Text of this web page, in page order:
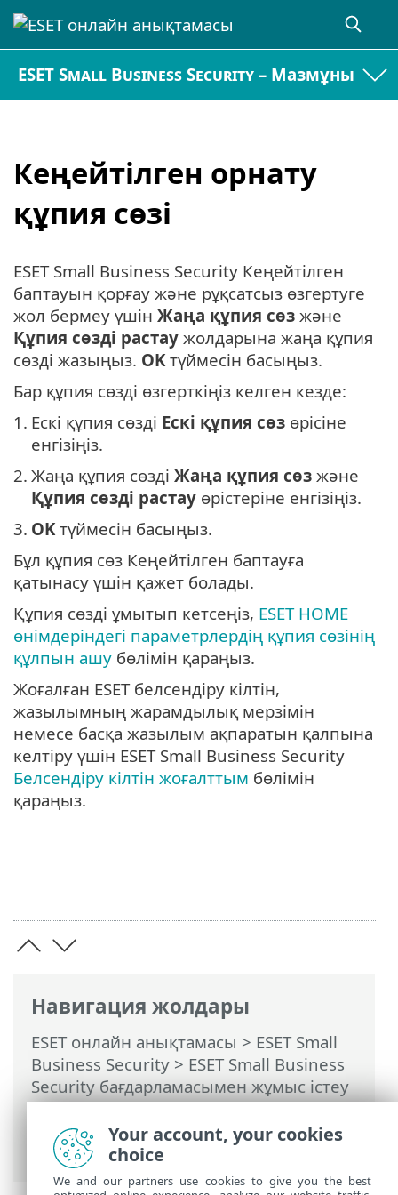
ESET Small Business Security – Мазмұны
Кеңейтілген орнату
құпия сөзі
Навигация жолдары
ESET онлайн анықтамасы > ESET Small
Business Security > ESET Small Business
Security бағдарламасымен жұмыс істеу
>Кеңейтілген орнату>Пайдаланушы
интерфейсі>Кіру параметрлері>
Кеңейтілген орнату құпия сөзі
ESET Small Business Security Кеңейтілген
баптауын қорғау және рұқсатсыз өзгертуге
жол бермеу үшін Жаңа құпия сөз және
Құпия сөзді растау жолдарына жаңа құпия
сөзді жазыңыз. OKтүймесін басыңыз.
Бар құпия сөзді өзгерткіңіз келген кезде:
1. Ескі құпия сөзді Ескі құпия сөз өрісіне
енгізіңіз.
2. Жаңа құпия сөзді Жаңа құпия сөз және
Құпия сөзді растау өрістеріне енгізіңіз.
3. OKтүймесін басыңыз.
Бұл құпия сөз Кеңейтілген баптауға
қатынасу үшін қажет болады.
Құпия сөзді ұмытып кетсеңіз, ESET HOME
өнімдеріндегі параметрлердің құпия сөзінің
құлпын ашу бөлімін қараңыз.
Жоғалған ESET белсендіру кілтін,
жазылымның жарамдылық мерзімін
немесе басқа жазылым ақпаратын қалпына
келтіру үшін ESET Small Business Security
Белсендіру кілтін жоғалттым бөлімін
қараңыз.
Your account, your cookies
choice
We and our partners use cookies to give you the best